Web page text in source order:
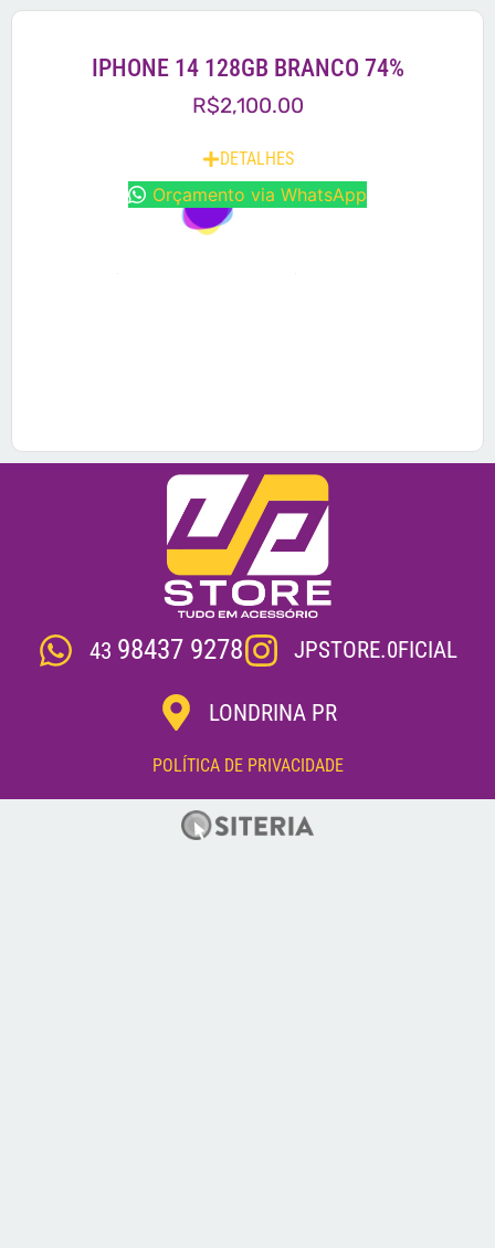
IPHONE 14 128GB BRANCO 74%
R$2,100.00
DETALHES
Orçamento via WhatsApp
43 98437 9278 JPSTORE.0FICIAL
LONDRINA PR
POLÍTICA DE PRIVACIDADE